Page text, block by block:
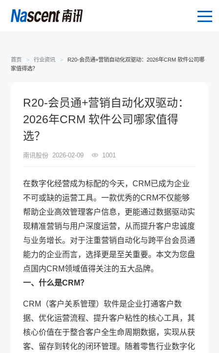
首页 > 行业资讯 >
R20-会员通+营销自动化双驱动：2026年CRM 软件公司哪
家值得选？
R20-会员通+营销自动化双驱动：
2026年CRM 软件公司哪家值得
选？
南讯股份 2026-02-09 1001
在数字化经营成为标配的今天，CRM已成为企业
不可或缺的运营工具。一款优秀的CRM不仅能够
帮助企业高效管理客户信息，更能通过数据驱动实
现精准营销与用户深度运营，从而提升客户忠诚度
与业务增长。对于注重营销自动化与跨平台会员通
能力的企业而言，选择更是至关重要。本文为您盘
点国内CRM领域值得关注的五大品牌。
一、什么是CRM？
CRM（客户关系管理）软件是企业打通客户数
据、优化运营流程、提升客户粘性的核心工具，其
核心价值在于整合客户全生命周期数据，实现从获
客、留存到转化的闭环管理。随着零售行业数字化